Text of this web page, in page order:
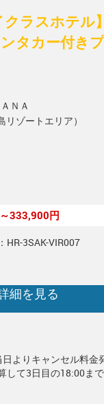
ラスホテル
タカー付き
ＮＡ
ゾートエリア）
333,900円
HR-3SAK-VIR007
細を見る
よりキャンセル料金
して3日目の18:00ま